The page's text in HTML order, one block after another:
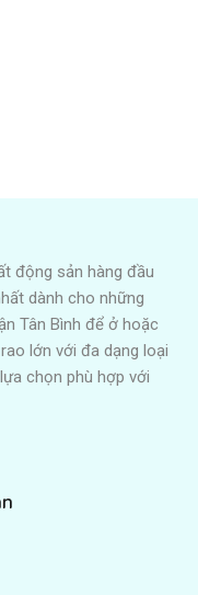
động sản hàng đầu
dành cho những
Tân Bình để ở hoặc
lớn với đa dạng loại
chọn phù hợp với